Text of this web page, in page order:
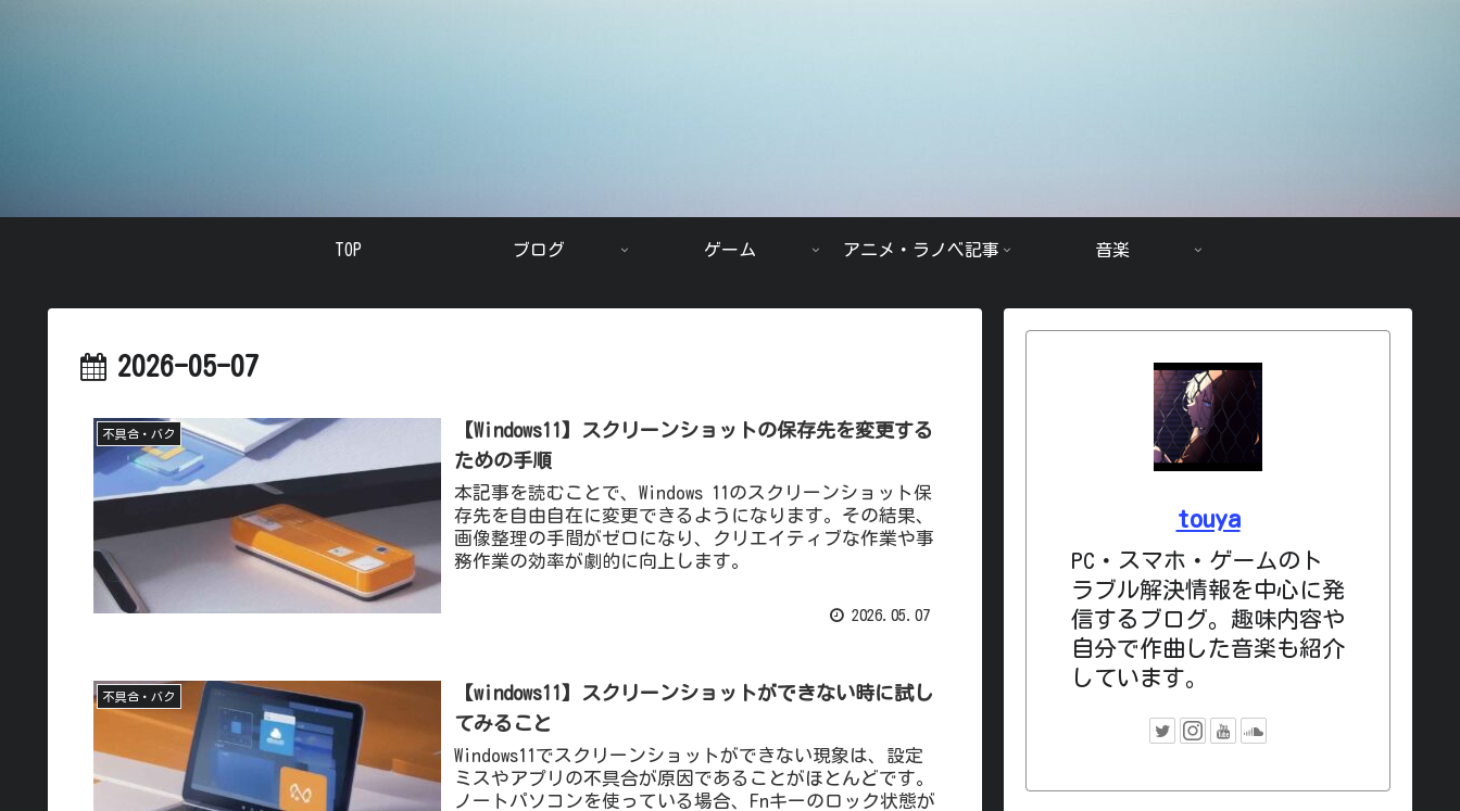
TOP ブログ ゲーム アニメ・ラノベ記事 音楽
2026-05-07
不具合・バク
【Windows11】スクリーンショットの保存先を変更する
ための手順
本記事を読むことで、Windows 11のスクリーンショット保
存先を自由自在に変更できるようになります。その結果、
画像整理の手間がゼロになり、クリエイティブな作業や事
務作業の効率が劇的に向上します。
2026.05.07
不具合・バク
【windows11】スクリーンショットができない時に試し
てみること
Windows11でスクリーンショットができない現象は、設定
ミスやアプリの不具合が原因であることがほとんどです。
ノートパソコンを使っている場合、Fnキーのロック状態が
touya
PC・スマホ・ゲームのト
ラブル解決情報を中心に発
信するブログ。趣味内容や
自分で作曲した音楽も紹介
しています。